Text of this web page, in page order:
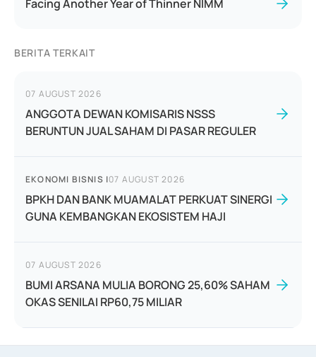
Facing Another Year of Thinner NIMM
BERITA TERKAIT
07 AUGUST 2026
ANGGOTA DEWAN KOMISARIS NSSS
BERUNTUN JUAL SAHAM DI PASAR REGULER
EKONOMI BISNIS |07 AUGUST 2026
BPKH DAN BANK MUAMALAT PERKUAT SINERGI
GUNA KEMBANGKAN EKOSISTEM HAJI
07 AUGUST 2026
BUMI ARSANA MULIA BORONG 25,60% SAHAM
OKAS SENILAI RP60,75 MILIAR